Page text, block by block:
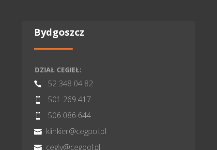
Bydgoszcz
DZIAŁ CEGIEŁ:
 52 348 04 82
 501 269 417
 506 086 644
 klinkier@cegpol.pl
 cegly@cegpol.pl